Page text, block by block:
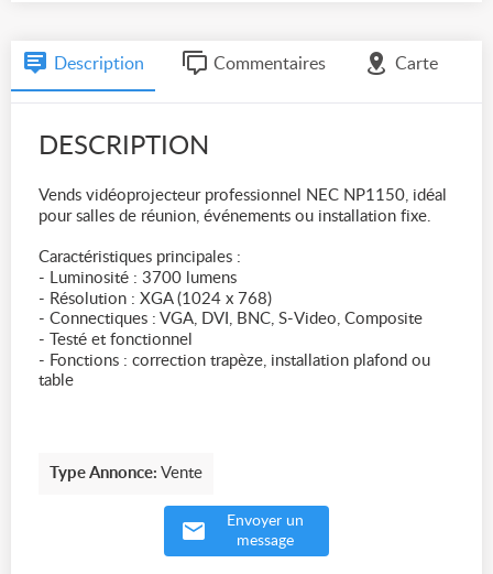
Description Commentaires Carte
DESCRIPTION
Vends vidéoprojecteur professionnel NEC NP1150, idéal
pour salles de réunion, événements ou installation fixe.
Caractéristiques principales :
- Luminosité : 3700 lumens
- Résolution : XGA (1024 x 768)
- Connectiques : VGA, DVI, BNC, S-Video, Composite
- Testé et fonctionnel
- Fonctions : correction trapèze, installation plafond ou
table
Type Annonce: Vente
Envoyer un
message